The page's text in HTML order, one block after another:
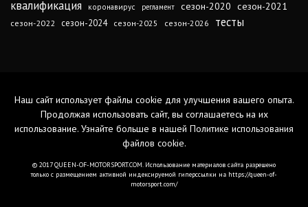
квалификация коронавирус регламент сезон-2020 сезон-2021
сезон-2022 сезон-2024 сезон-2025 сезон-2026 тесты
Наш сайт использует файлы cookie для улучшения вашего опыта.
Продолжая использовать сайт, вы соглашаетесь на их
использование. Узнайте больше в нашей Политике использования
файлов cookie.
© 2017 QUEEN-OF-MOTORSPORT.COM. Использование материалов сайта разрешено
только с размещением активной индексируемой гиперссылки на https://queen-of-
motorsport.com/